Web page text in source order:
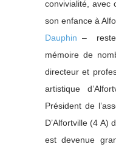
convivialité, avec
son enfance à
Dauphin – reste
mémoire de
directeur et
artistique
Président de
D’Alfortville (4 A)
est devenue